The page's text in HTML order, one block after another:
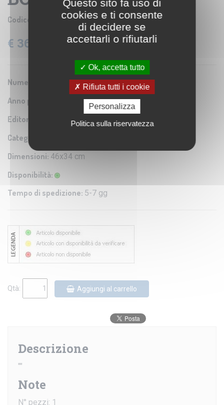
Codice prodotto:IGM SE004643
€ 36,60 IVA: 22% Inclusa
Numero Serie: 0A2
Anno pubblicazione: 1912
Editore/Produttore:Istituto Geografico Militare
Categoria:
Dimensioni: 46x34 cm
Disponibilità:
Tempo di spedizione: 5-7 gg
Qtà: Aggiungi al carrello
Descrizione
""
Note
N° pezzi: 1
Questo sito fa uso di
cookies e ti consente
di decidere se
accettarli o rifiutarli
Ok, accetta tutto
Rifiuta tutti i cookie
Personalizza
Politica sulla riservatezza